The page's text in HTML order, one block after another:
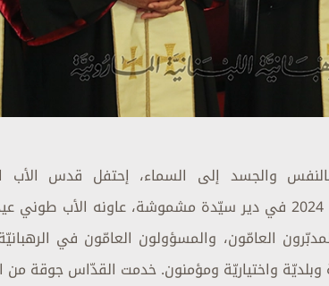
بالنفس والجسد إلى السماء، إحتفل قدس
الاحترام بالقدّاس الالهي نهار الخميس 15 آب 2024 في دير سيّدة مشموشة،
العامّون، والمسؤولون العامّون في
واختياريّة ومؤمنون. خدمت القدّاس جوقة من